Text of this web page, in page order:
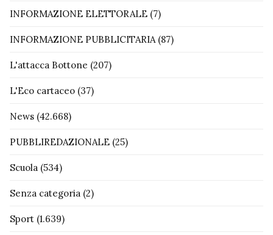
INFORMAZIONE ELETTORALE (7)
INFORMAZIONE PUBBLICITARIA(87)
L'attacca Bottone (207)
L'Eco cartaceo (37)
News (42.668)
PUBBLIREDAZIONALE (25)
Scuola (534)
Senza categoria (2)
Sport (1.639)